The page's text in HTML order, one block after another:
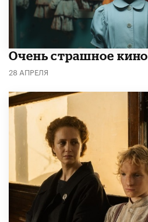
Очень страшное кино
28 АПРЕЛЯ